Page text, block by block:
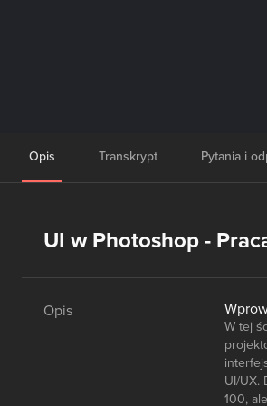
Opis Transkrypt Pytania i
UI w Photoshop -
Opis
W tej
UI/UX.
100,